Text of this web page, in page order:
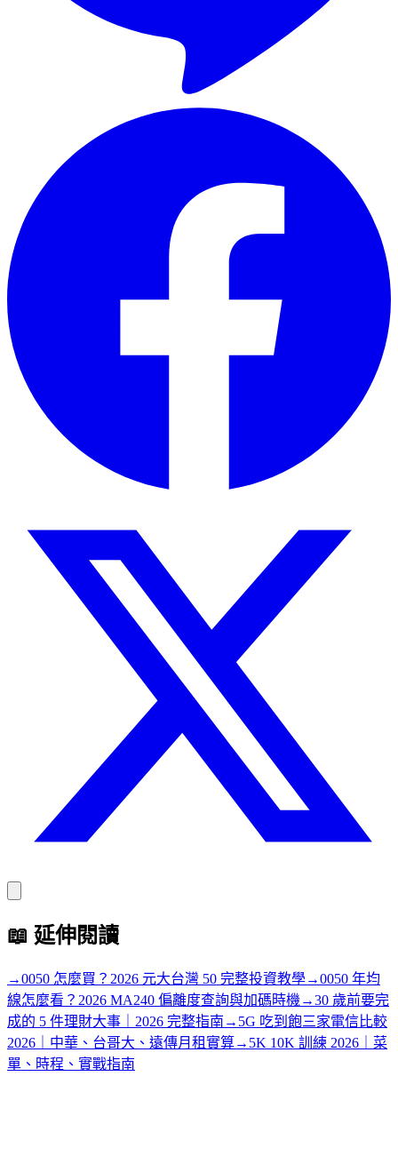
📖 延伸閱讀
→0050 怎麼買？2026 元大台灣 50 完整投資教學→0050 年均
線怎麼看？2026 MA240 偏離度查詢與加碼時機 →30 歲前要完
成的 5 件理財大事｜2026 完整指南 → 5G 吃到飽三家電信比較
2026｜中華、台哥大、遠傳月租實算→ 5K 10K 訓練 2026｜菜
單、時程、實戰指南